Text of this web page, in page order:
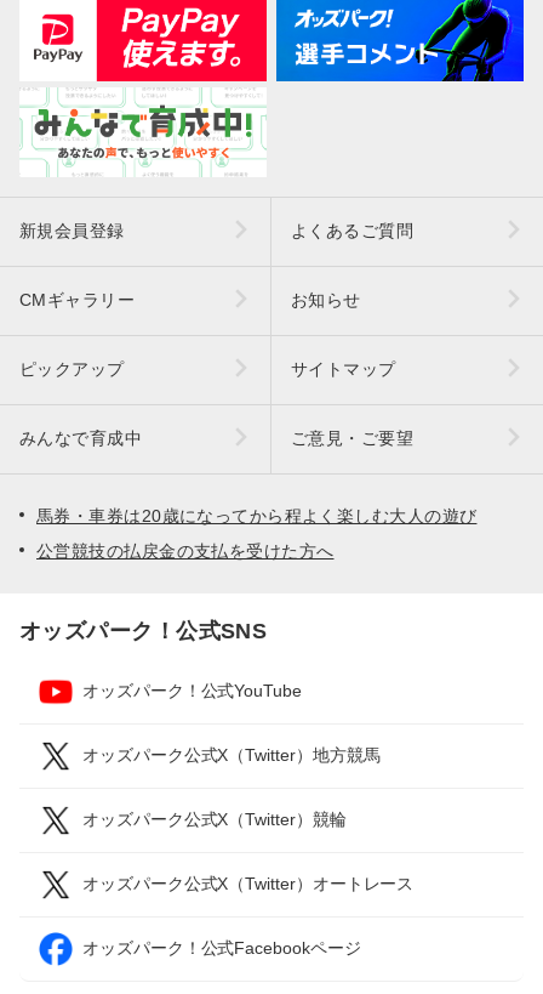
新規会員登録 よくあるご質問
CMギャラリー お知らせ
ピックアップ サイトマップ
みんなで育成中 ご意見・ご要望
馬券・車券は20歳になってから程よく楽しむ大人の遊び
公営競技の払戻金の支払を受けた方へ
オッズパーク！公式SNS
オッズパーク！公式YouTube
オッズパーク公式X（Twitter）地方競馬
オッズパーク公式X（Twitter）競輪
オッズパーク公式X（Twitter）オートレース
オッズパーク！公式Facebookページ